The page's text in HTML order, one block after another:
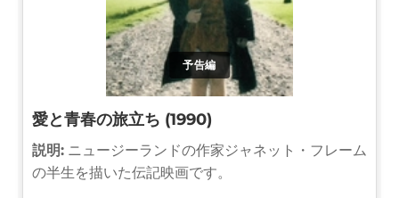
予告編
愛と青春の旅立ち (1990)
説明: ニュージーランドの作家ジャネット・フレーム
の半生を描いた伝記映画です。